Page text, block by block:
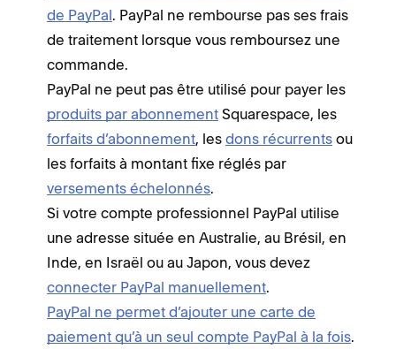
de PayPal. PayPal ne rembourse pas ses frais
de traitement lorsque vous remboursez une
commande.
PayPal ne peut pas être utilisé pour payer les
produits par abonnement Squarespace, les
forfaits d’abonnement, les dons récurrents ou
les forfaits à montant fixe réglés par
versements échelonnés.
Si votre compte professionnel PayPal utilise
une adresse située en Australie, au Brésil, en
Inde, en Israël ou au Japon, vous devez
connecter PayPal manuellement.
PayPal ne permet d’ajouter une carte de
paiement qu’à un seul compte PayPal à la fois.